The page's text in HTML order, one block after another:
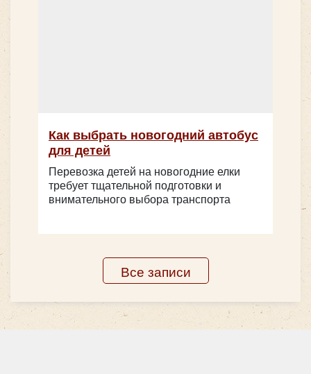
Как выбрать новогодний автобус
для детей
Перевозка детей на новогодние елки
требует тщательной подготовки и
внимательного выбора транспорта
Все записи